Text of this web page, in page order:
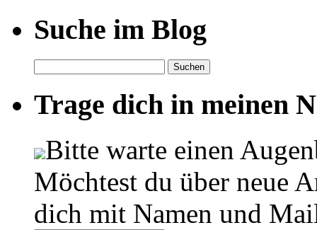
Suche im Blog
nach:
Trage dich in meinen
Bitte warte einen
Möchtest du über neue
dich mit Namen und